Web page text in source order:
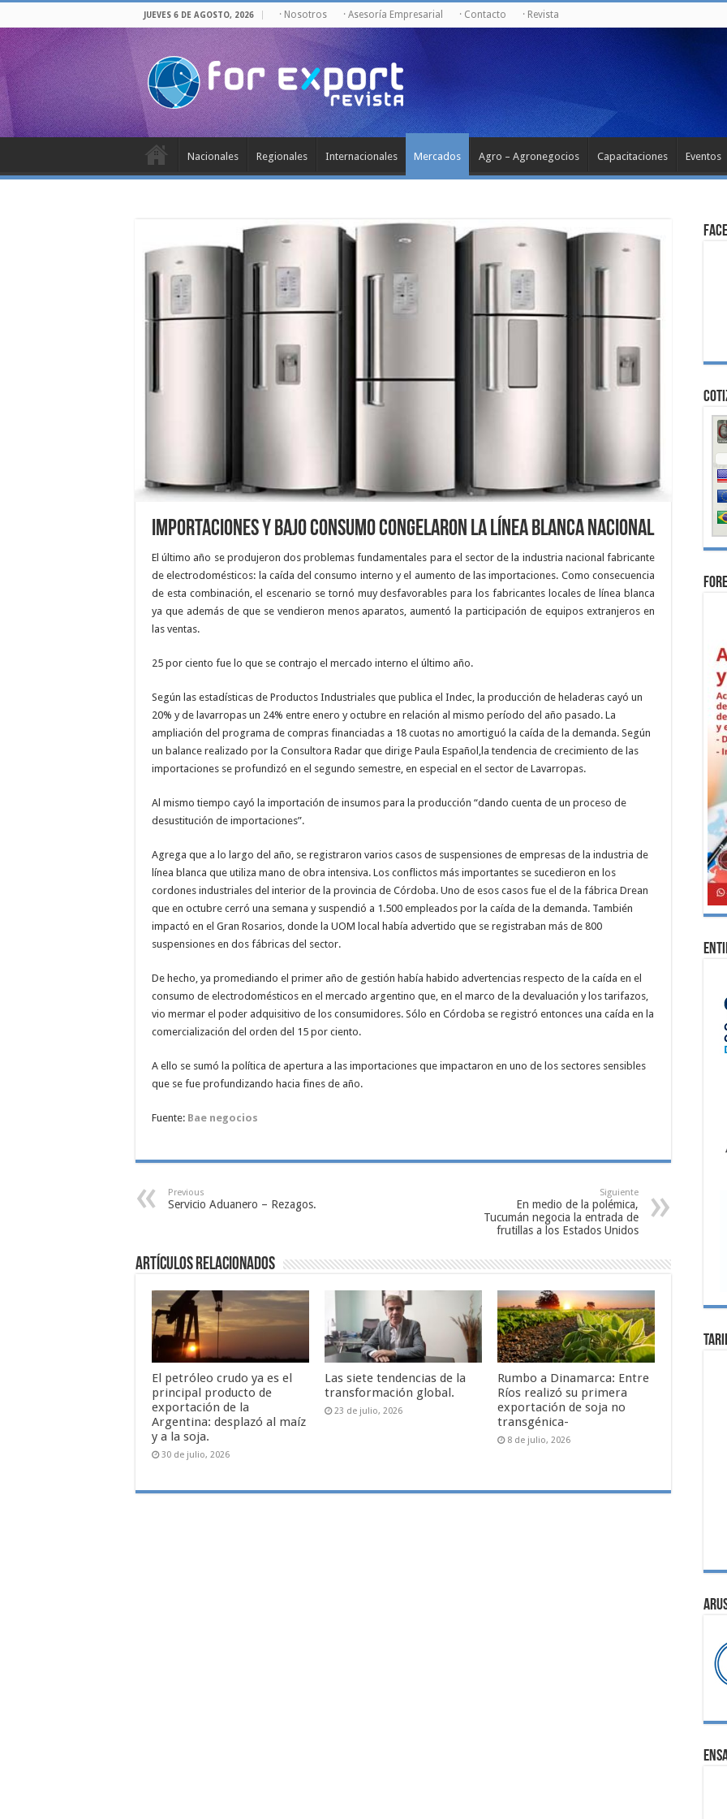
JUEVES 6 DE AGOSTO, 2026 · Nosotros · Asesoría Empresarial · Contacto · Revista
Nacionales Regionales Internacionales Mercados Agro – Agronegocios Capacitaciones Eventos
Importaciones y bajo consumo congelaron la línea blanca nacional
El último año se produjeron dos problemas fundamentales para el sector de la industria nacional fabricante
de electrodomésticos: la caída del consumo interno y el aumento de las importaciones. Como consecuencia
de esta combinación, el escenario se tornó muy desfavorables para los fabricantes locales de línea blanca
ya que además de que se vendieron menos aparatos, aumentó la participación de equipos extranjeros en
las ventas.
25 por ciento fue lo que se contrajo el mercado interno el último año.
Según las estadísticas de Productos Industriales que publica el Indec, la producción de heladeras cayó un
20% y de lavarropas un 24% entre enero y octubre en relación al mismo período del año pasado. La
ampliación del programa de compras financiadas a 18 cuotas no amortiguó la caída de la demanda. Según
un balance realizado por la Consultora Radar que dirige Paula Español,la tendencia de crecimiento de las
importaciones se profundizó en el segundo semestre, en especial en el sector de Lavarropas.
Al mismo tiempo cayó la importación de insumos para la producción “dando cuenta de un proceso de
desustitución de importaciones”.
Agrega que a lo largo del año, se registraron varios casos de suspensiones de empresas de la industria de
línea blanca que utiliza mano de obra intensiva. Los conflictos más importantes se sucedieron en los
cordones industriales del interior de la provincia de Córdoba. Uno de esos casos fue el de la fábrica Drean
que en octubre cerró una semana y suspendió a 1.500 empleados por la caída de la demanda. También
impactó en el Gran Rosarios, donde la UOM local había advertido que se registraban más de 800
suspensiones en dos fábricas del sector.
De hecho, ya promediando el primer año de gestión había habido advertencias respecto de la caída en el
consumo de electrodomésticos en el mercado argentino que, en el marco de la devaluación y los tarifazos,
vio mermar el poder adquisitivo de los consumidores. Sólo en Córdoba se registró entonces una caída en la
comercialización del orden del 15 por ciento.
A ello se sumó la política de apertura a las importaciones que impactaron en uno de los sectores sensibles
que se fue profundizando hacia fines de año.
Fuente: Bae negocios
Previous
Servicio Aduanero – Rezagos.
Siguiente
En medio de la polémica,
Tucumán negocia la entrada de
frutillas a los Estados Unidos
Artículos relacionados
El petróleo crudo ya es el
principal producto de
exportación de la
Argentina: desplazó al maíz
y a la soja.
30 de julio, 2026
Las siete tendencias de la
transformación global.
23 de julio, 2026
Rumbo a Dinamarca: Entre
Ríos realizó su primera
exportación de soja no
transgénica-
8 de julio, 2026